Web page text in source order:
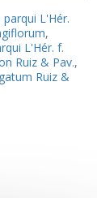
L'Hér.
,
L'Hér. f.
Ruiz & Pav.,
Ruiz &